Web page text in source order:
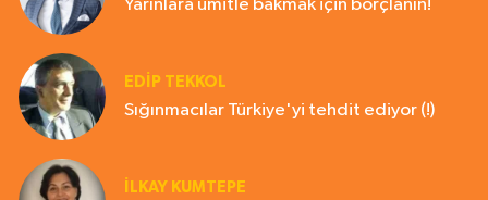
Yarınlara ümitle bakmak için borçlanın!
EDIP TEKKOL
Sığınmacılar Türkiye'yi tehdit ediyor (!)
İLKAY KUMTEPE